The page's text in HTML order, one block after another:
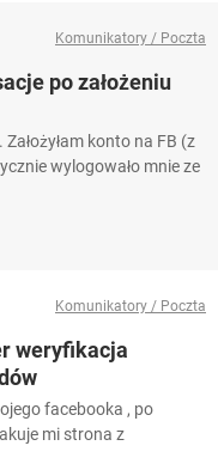
Komunikatory / Poczta
po założeniu
konto na FB (z
wylogowało mnie ze
Komunikatory / Poczta
weryfikacja
facebooka , po
mi strona z